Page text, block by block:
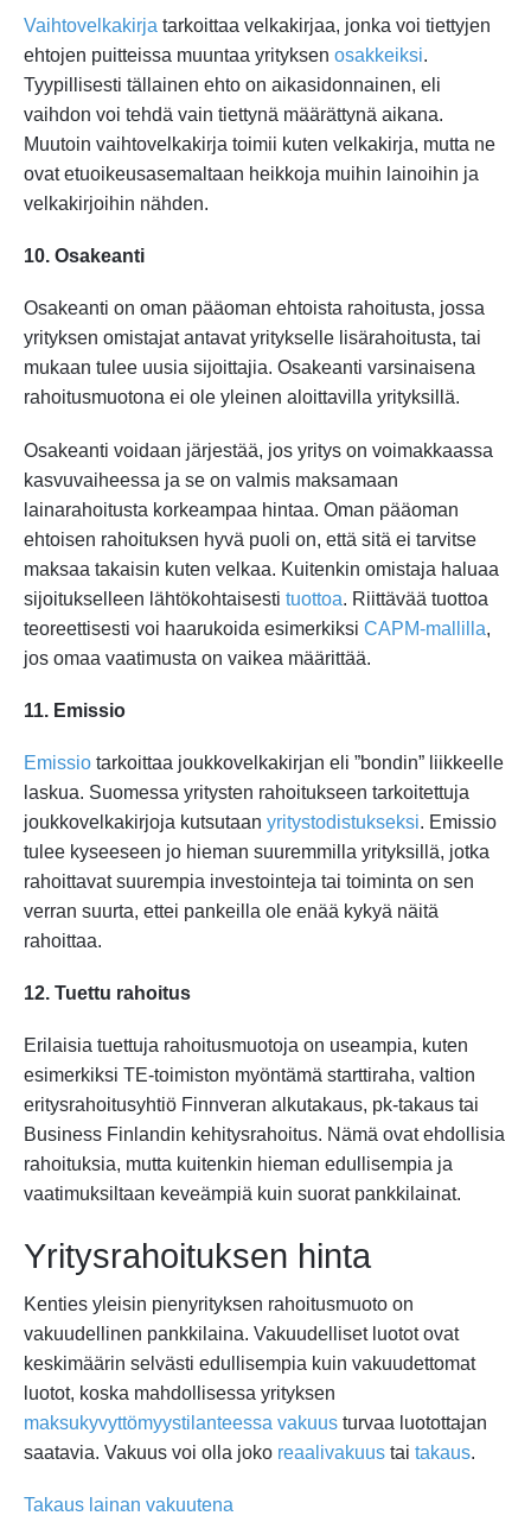
Vaihtovelkakirja tarkoittaa velkakirjaa, jonka voi tiettyjen
ehtojen puitteissa muuntaa yrityksen osakkeiksi.
Tyypillisesti tällainen ehto on aikasidonnainen, eli
vaihdon voi tehdä vain tiettynä määrättynä aikana.
Muutoin vaihtovelkakirja toimii kuten velkakirja, mutta ne
ovat etuoikeusasemaltaan heikkoja muihin lainoihin ja
velkakirjoihin nähden.
10. Osakeanti
Osakeanti on oman pääoman ehtoista rahoitusta, jossa
yrityksen omistajat antavat yritykselle lisärahoitusta, tai
mukaan tulee uusia sijoittajia. Osakeanti varsinaisena
rahoitusmuotona ei ole yleinen aloittavilla yrityksillä.
Osakeanti voidaan järjestää, jos yritys on voimakkaassa
kasvuvaiheessa ja se on valmis maksamaan
lainarahoitusta korkeampaa hintaa. Oman pääoman
ehtoisen rahoituksen hyvä puoli on, että sitä ei tarvitse
maksaa takaisin kuten velkaa. Kuitenkin omistaja haluaa
sijoitukselleen lähtökohtaisesti tuottoa. Riittävää tuottoa
teoreettisesti voi haarukoida esimerkiksi CAPM-mallilla,
jos omaa vaatimusta on vaikea määrittää.
11. Emissio
Emissio tarkoittaa joukkovelkakirjan eli ”bondin” liikkeelle
laskua. Suomessa yritysten rahoitukseen tarkoitettuja
joukkovelkakirjoja kutsutaan yritystodistukseksi. Emissio
tulee kyseeseen jo hieman suuremmilla yrityksillä, jotka
rahoittavat suurempia investointeja tai toiminta on sen
verran suurta, ettei pankeilla ole enää kykyä näitä
rahoittaa.
12. Tuettu rahoitus
Erilaisia tuettuja rahoitusmuotoja on useampia, kuten
esimerkiksi TE-toimiston myöntämä starttiraha, valtion
eritysrahoitusyhtiö Finnveran alkutakaus, pk-takaus tai
Business Finlandin kehitysrahoitus. Nämä ovat ehdollisia
rahoituksia, mutta kuitenkin hieman edullisempia ja
vaatimuksiltaan keveämpiä kuin suorat pankkilainat.
Yritysrahoituksen hinta
Kenties yleisin pienyrityksen rahoitusmuoto on
vakuudellinen pankkilaina. Vakuudelliset luotot ovat
keskimäärin selvästi edullisempia kuin vakuudettomat
luotot, koska mahdollisessa yrityksen
maksukyvyttömyystilanteessa vakuus turvaa luotottajan
saatavia. Vakuus voi olla joko reaalivakuus tai takaus.
Takaus lainan vakuutena